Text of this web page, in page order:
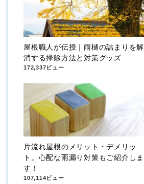
屋根職人が伝授｜雨樋の詰まりを解
消する掃除方法と対策グッズ
172,337ビュー
片流れ屋根のメリット・デメリッ
ト。心配な雨漏り対策もご紹介しま
す！
107,114ビュー